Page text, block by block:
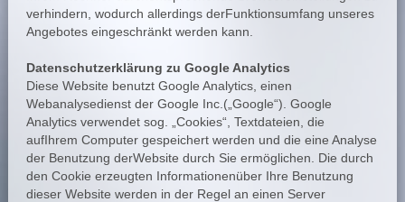
verhindern, wodurch allerdings derFunktionsumfang unseres
Angebotes eingeschränkt werden kann.
Datenschutzerklärung zu Google Analytics
Diese Website benutzt Google Analytics, einen
Webanalysedienst der Google Inc.(„Google“). Google
Analytics verwendet sog. „Cookies“, Textdateien, die
aufIhrem Computer gespeichert werden und die eine Analyse
der Benutzung derWebsite durch Sie ermöglichen. Die durch
den Cookie erzeugten Informationenüber Ihre Benutzung
dieser Website werden in der Regel an einen Server